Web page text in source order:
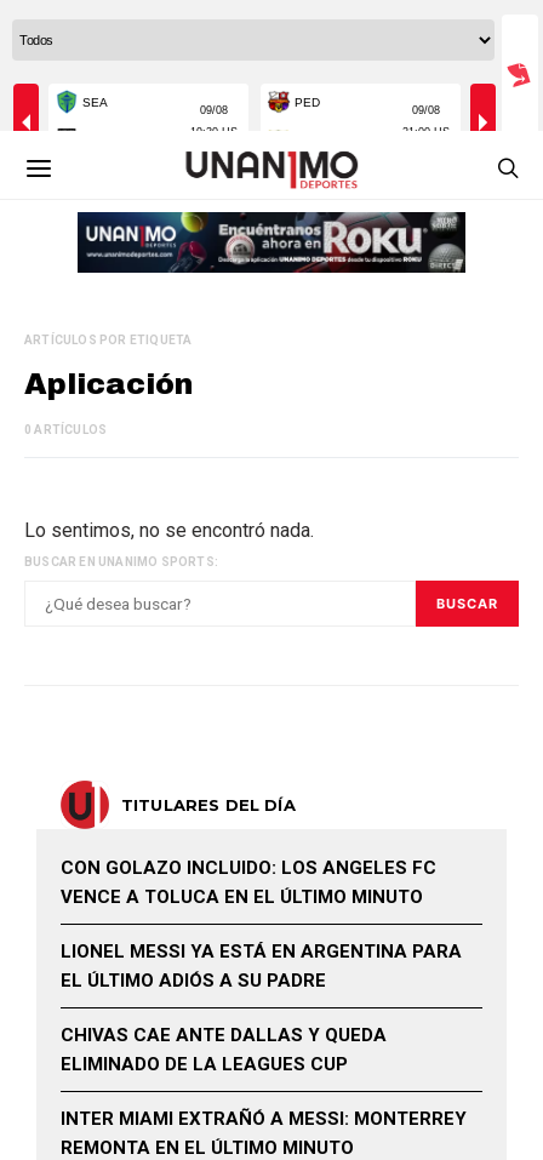
ARTÍCULOS POR ETIQUETA
Aplicación
0 ARTÍCULOS
Lo sentimos, no se encontró nada.
BUSCAR EN UNANIMO SPORTS:
BUSCAR
TITULARES DEL DÍA
CON GOLAZO INCLUIDO: LOS ANGELES FC
VENCE A TOLUCA EN EL ÚLTIMO MINUTO
LIONEL MESSI YA ESTÁ EN ARGENTINA PARA
EL ÚLTIMO ADIÓS A SU PADRE
CHIVAS CAE ANTE DALLAS Y QUEDA
ELIMINADO DE LA LEAGUES CUP
INTER MIAMI EXTRAÑÓ A MESSI: MONTERREY
REMONTA EN EL ÚLTIMO MINUTO